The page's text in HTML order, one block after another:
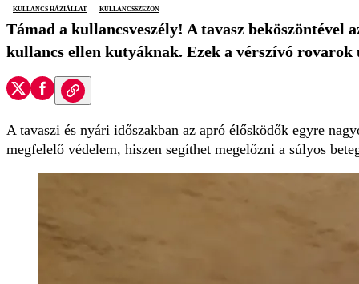
kullancs háziállat
kullancsszezon
Támad a kullancsveszély! A tavasz beköszöntével
kullancs ellen kutyáknak. Ezek a vérszívó rovarok
A tavaszi és nyári időszakban az apró élősködők egyre
megfelelő védelem, hiszen segíthet megelőzni a súlyos